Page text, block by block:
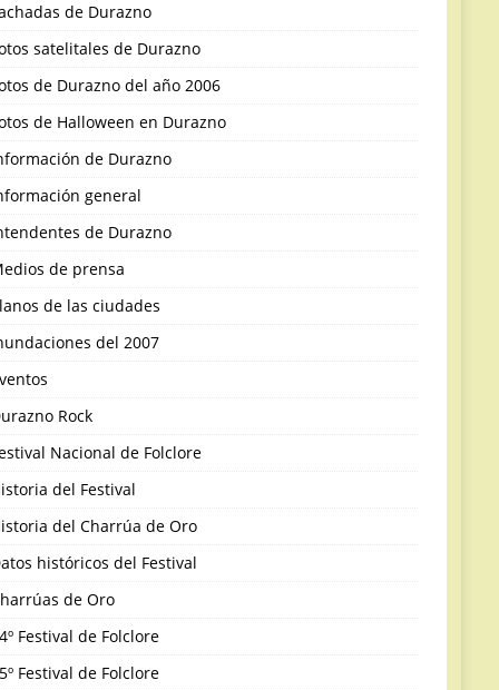
de Durazno
satelitales de Durazno
de Durazno del año 2006
de Halloween en Durazno
de Durazno
general
de Durazno
de prensa
de las ciudades
del 2007
Rock
Nacional de Folclore
del Festival
del Charrúa de Oro
históricos del Festival
de Oro
Festival de Folclore
Festival de Folclore